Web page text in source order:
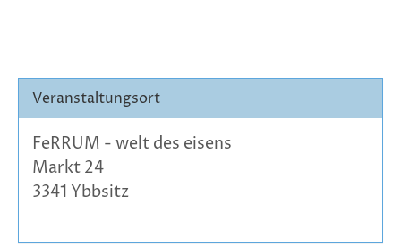
Veranstaltungsort
FeRRUM - welt des eisens
Markt 24
3341 Ybbsitz